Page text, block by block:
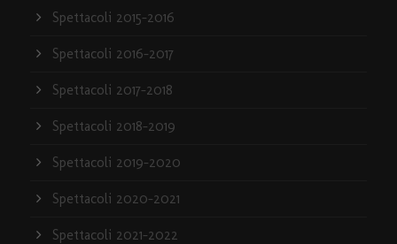
Spettacoli 2015-2016
Spettacoli 2016-2017
Spettacoli 2017-2018
Spettacoli 2018-2019
Spettacoli 2019-2020
Spettacoli 2020-2021
Spettacoli 2021-2022